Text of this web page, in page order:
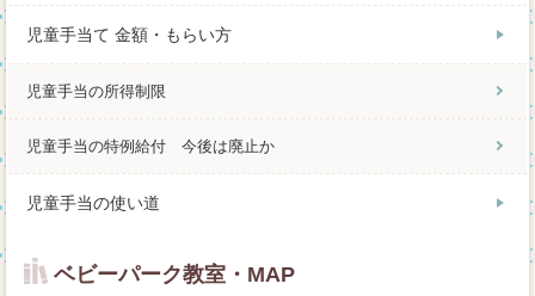
児童手当て 金額・もらい方
児童手当の所得制限
児童手当の特例給付 今後は廃止か
児童手当の使い道
ベビーパーク教室・MAP